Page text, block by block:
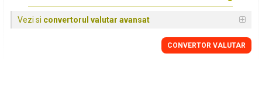
Vezi si convertorul valutar avansat
CONVERTOR VALUTAR